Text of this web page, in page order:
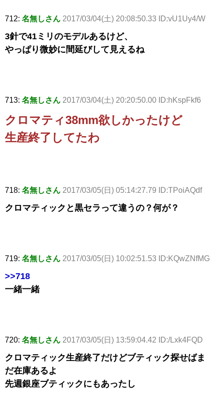
712: 名無しさん 2017/03/04(土) 20:08:50.33 ID:vU1Uy4/W
3針で41ミリのモデルあるけど、
やっぱり微妙に間延びして見えるね
713: 名無しさん 2017/03/04(土) 20:20:50.00 ID:hKspFkf6
クロマティ38mm欲しかったけど
生産終了してたわ
718: 名無しさん 2017/03/05(日) 05:14:27.79 ID:TPoiAQdf
クロマティックと黒セラって違うの？何が？
719: 名無しさん 2017/03/05(日) 10:02:51.53 ID:KQwZNfMG
>>718
一緒一緒
720: 名無しさん 2017/03/05(日) 13:59:04.42 ID:/Lxk4FQD
クロマティック生産終了だけどブティック探せばま
だ在庫あるよ
先週銀座ブティックにもあったし